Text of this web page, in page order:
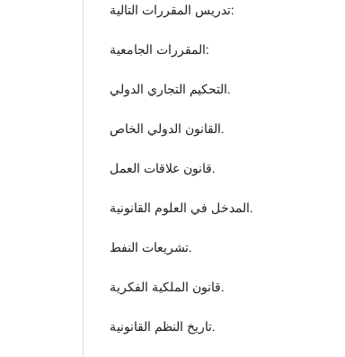
تدريس المقررات التالية:
المقررات الجامعية:
التحكيم التجاري الدولي.
القانون الدولي الخاص.
قانون علاقات العمل.
المدخل في العلوم القانونية.
تشريعات النفط.
قانون الملكية الفكرية.
تاريخ النظم القانونية.